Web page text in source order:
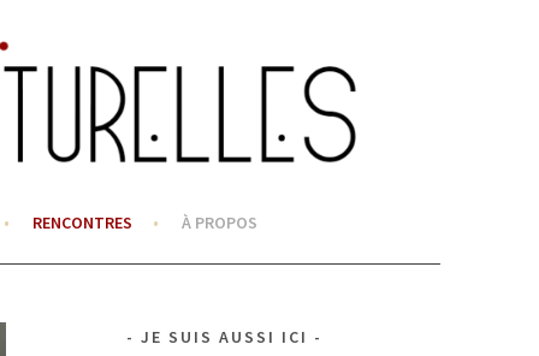
RENCONTRES À PROPOS
JE SUIS AUSSI ICI